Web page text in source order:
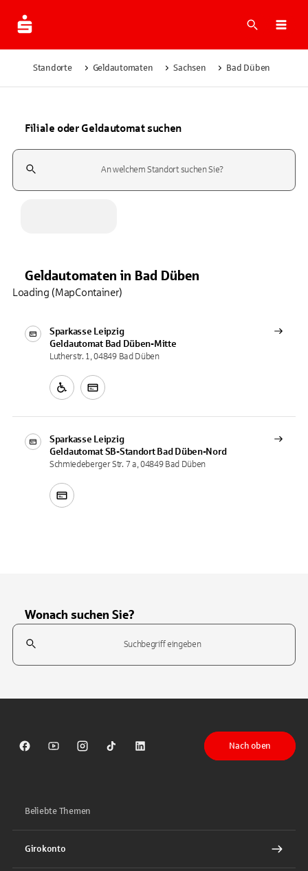
Suche
Standorte Geldautomaten Sachsen Bad Düben
Filiale oder Geldautomat suchen
Suchfeld
Geldautomaten in Bad Düben
Sparkasse Leipzig
Geldautomat Bad Düben-Mitte
Lutherstr. 1, 04849 Bad Düben
Sparkasse Leipzig
Geldautomat SB-Standort Bad Düben-Nord
Schmiedeberger Str. 7 a, 04849 Bad Düben
Loading (MapContainer)
Wonach suchen Sie?
Suchfeld
Sparkasse auf Facebook
Sparkasse auf Youtube
Sparkasse auf Instagram
Sparkasse auf TikTok
Sparkasse auf LinkedIn
Nach oben
Beliebte Themen
Girokonto